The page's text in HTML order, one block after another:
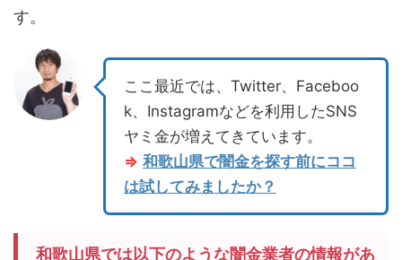
す。
ここ最近では、Twitter、Faceboo
k、Instagramなどを利用したSNS
ヤミ金が増えてきています。
⇒ 和歌山県で闇金を探す前にココ
は試してみましたか？
和歌山県では以下のような闇金業者の情報があ